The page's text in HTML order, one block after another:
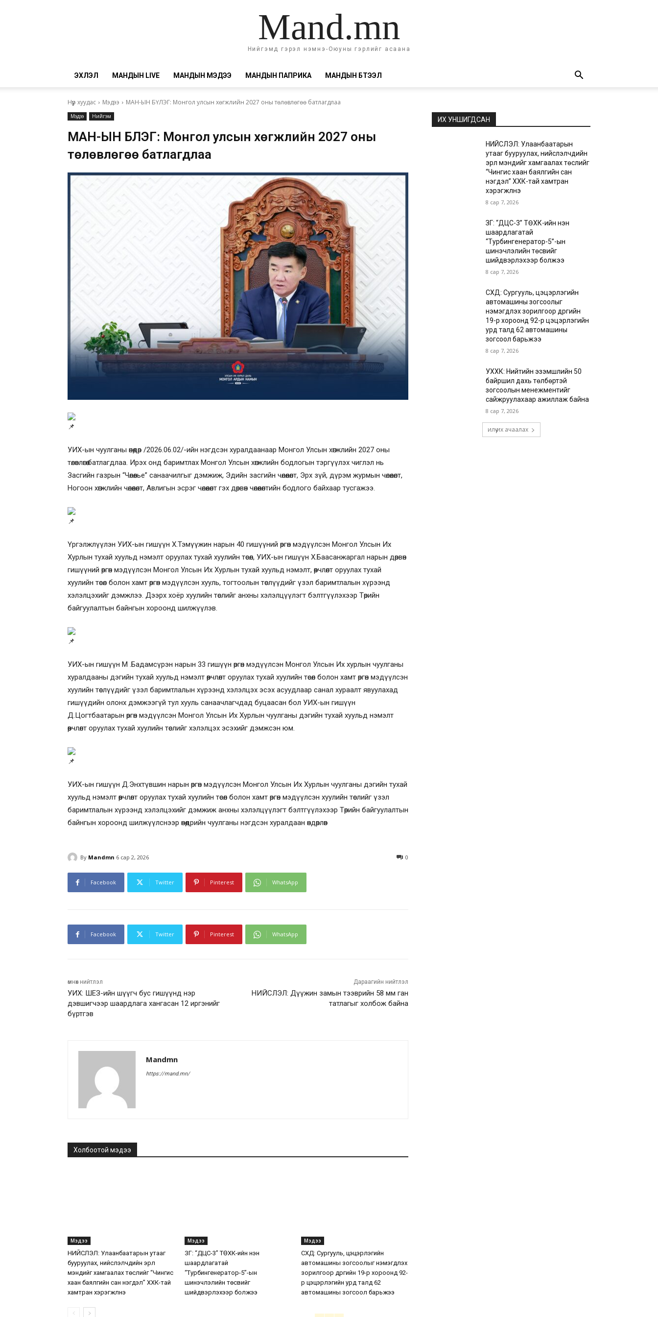
Mand.mn
Нийгэмд гэрэл нэмнэ-Оюуны гэрлийг асаана
ЭХЛЭЛ МАНДЫН LIVE МАНДЫН МЭДЭЭ МАНДЫН ПАПРИКА МАНДЫН БҮТЭЭЛ
Нүүр хуудас Мэдээ МАН-ЫН БҮЛЭГ: Монгол улсын хөгжлийн 2027 оны төлөвлөгөө батлагдлаа
Мэдээ Нийгэм
МАН-ЫН БҮЛЭГ: Монгол улсын хөгжлийн 2027 оны
төлөвлөгөө батлагдлаа
УИХ-ын чуулганы өнөөдөр /2026.06.02/-ийн нэгдсэн хуралдаанаар Монгол Улсын хөгжлийн 2027 оны
төлөвлөгөө батлагдлаа. Ирэх онд баримтлах Монгол Улсын хөгжлийн бодлогын тэргүүлэх чиглэл нь
Засгийн газрын “Чөлөөлье” санаачилгыг дэмжиж, Эдийн засгийн чөлөөлөлт, Эрх зүй, дүрэм журмын чөлөөлөлт,
Ногоон хөгжлийн чөлөөлөлт, Авлигын эсрэг чөлөөлөлт гэх дөрвөн чөлөөлөлтийн бодлого байхаар тусгажээ.
Үргэлжлүүлэн УИХ-ын гишүүн Х.Тэмүүжин нарын 40 гишүүний өргөн мэдүүлсэн Монгол Улсын Их
Хурлын тухай хуульд нэмэлт оруулах тухай хуулийн төсөл, УИХ-ын гишүүн Х.Баасанжаргал нарын дөрвөн
гишүүний өргөн мэдүүлсэн Монгол Улсын Их Хурлын тухай хуульд нэмэлт, өөрчлөлт оруулах тухай
хуулийн төсөл болон хамт өргөн мэдүүлсэн хууль, тогтоолын төслүүдийг үзэл баримтлалын хүрээнд
хэлэлцэхийг дэмжлээ. Дээрх хоёр хуулийн төслийг анхны хэлэлцүүлэгт бэлтгүүлэхээр Төрийн
байгуулалтын байнгын хороонд шилжүүлэв.
УИХ-ын гишүүн М .Бадамсүрэн нарын 33 гишүүн өргөн мэдүүлсэн Монгол Улсын Их хурлын чуулганы
хуралдааны дэгийн тухай хуульд нэмэлт өөрчлөлт оруулах тухай хуулийн төсөл болон хамт өргөн мэдүүлсэн
хуулийн төслүүдийг үзэл баримтлалын хүрээнд хэлэлцэх эсэх асуудлаар санал хураалт явуулахад
гишүүдийн олонх дэмжээгүй тул хууль санаачлагчдад буцаасан бол УИХ-ын гишүүн
Д.Цогтбаатарын өргөн мэдүүлсэн Монгол Улсын Их Хурлын чуулганы дэгийн тухай хуульд нэмэлт
өөрчлөлт оруулах тухай хуулийн төслийг хэлэлцэх эсэхийг дэмжсэн юм.
УИХ-ын гишүүн Д.Энхтүвшин нарын өргөн мэдүүлсэн Монгол Улсын Их Хурлын чуулганы дэгийн тухай
хуульд нэмэлт өөрчлөлт оруулах тухай хуулийн төсөл болон хамт өргөн мэдүүлсэн хуулийн төслийг үзэл
баримтлалын хүрээнд хэлэлцэхийг дэмжиж анхны хэлэлцүүлэгт бэлтгүүлэхээр Төрийн байгуулалтын
байнгын хороонд шилжүүлснээр өнөөдрийн чуулганы нэгдсэн хуралдаан өндөрлөв
By Mandmn 6 сар 2, 2026 0
Facebook Twitter Pinterest WhatsApp
Facebook Twitter Pinterest WhatsApp
өмнөх нийтлэл
УИХ: ШЕЗ-ийн шүүгч бус гишүүнд нэр
дэвшигчээр шаардлага хангасан 12 иргэнийг
бүртгэв
Дараагийн нийтлэл
НИЙСЛЭЛ: Дүүжин замын тээврийн 58 мм ган
татлагыг холбож байна
Mandmn
https://mand.mn/
Холбоотой мэдээ
Мэдээ
НИЙСЛЭЛ: Улаанбаатарын утааг
бууруулах, нийслэлчүүдийн эрүүл
мэндийг хамгаалах төслийг “Чингис
хаан баялгийн сан нэгдэл” ХХК-тай
хамтран хэрэгжүүлнэ
Мэдээ
ЗГ: “ДЦС-3” ТӨХК-ийн нэн
шаардлагатай
“Турбингенератор-5”-ын
шинэчлэлийн төсвийг
шийдвэрлэхээр болжээ
Мэдээ
СХД: Сургууль, цэцэрлэгийн
автомашины зогсоолыг нэмэгдүүлэх
зорилгоор дүүргийн 19-р хороонд 92-
р цэцэрлэгийн урд талд 62
автомашины зогсоол барьжээ
ИХ УНШИГДСАН
НИЙСЛЭЛ: Улаанбаатарын
утааг бууруулах, нийслэлчүүдийн
эрүүл мэндийг хамгаалах төслийг
“Чингис хаан баялгийн сан
нэгдэл” ХХК-тай хамтран
хэрэгжүүлнэ
8 сар 7, 2026
ЗГ: “ДЦС-3” ТӨХК-ийн нэн
шаардлагатай
“Турбингенератор-5”-ын
шинэчлэлийн төсвийг
шийдвэрлэхээр болжээ
8 сар 7, 2026
СХД: Сургууль, цэцэрлэгийн
автомашины зогсоолыг
нэмэгдүүлэх зорилгоор дүүргийн
19-р хороонд 92-р цэцэрлэгийн
урд талд 62 автомашины
зогсоол барьжээ
8 сар 7, 2026
УХХК: Нийтийн эзэмшлийн 50
байршил дахь төлбөртэй
зогсоолын менежментийг
сайжруулахаар ажиллаж байна
8 сар 7, 2026
илүү их ачаалах